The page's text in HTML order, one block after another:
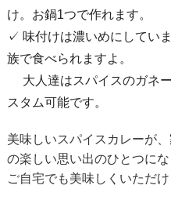
け。お鍋1つで作れます。
✓ 味付けは濃いめにしてい
族で食べられますよ。
大人達はスパイスのガネ
スタム可能です。
美味しいスパイスカレーが
の楽しい思い出のひとつに
ご自宅でも美味しくいただ